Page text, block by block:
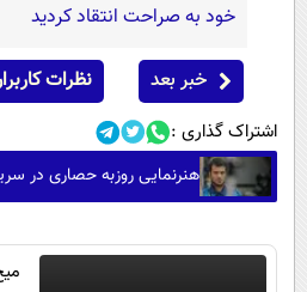
خود به صراحت انتقاد کردید
خبر بعد نظرات
اشتراک گذاری :
هنرنمایی روزبه حصاری در